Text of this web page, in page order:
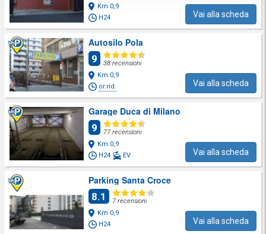
Km 0,9
H24
Vai alla scheda
Autosilo Pola
9
38 recensioni
Km 0,9
or.rid.
Vai alla scheda
Garage Duca di Milano
9
77 recensioni
Km 0,9
H24
EV Vai alla scheda
Parking Santa Croce
8.1
7 recensioni
Km 0,9
H24
Vai alla scheda